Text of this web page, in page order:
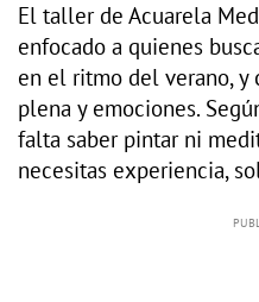
El taller de Acuarela
enfocado a quienes
en el ritmo del verano, y
plena y emociones.
falta saber pintar ni
necesitas experiencia,